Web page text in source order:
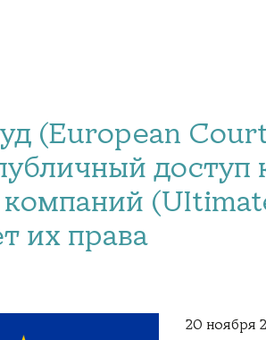
(European
доступ
их права
20 ноября